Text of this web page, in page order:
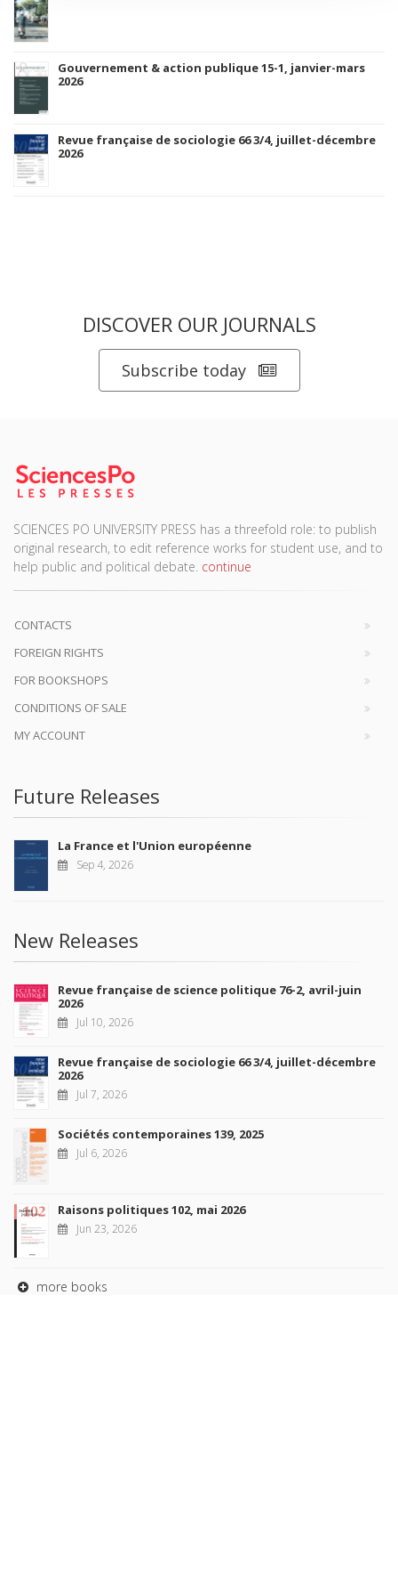
Gouvernement & action publique 15-1, janvier-mars
2026
Revue française de sociologie 66 3/4, juillet-décembre
2026
DISCOVER OUR JOURNALS
Subscribe today
SCIENCES PO UNIVERSITY PRESS has a threefold role: to publish
original research, to edit reference works for student use, and to
help public and political debate. continue
CONTACTS
FOREIGN RIGHTS
FOR BOOKSHOPS
CONDITIONS OF SALE
MY ACCOUNT
Future Releases
La France et l'Union européenne
Sep 4, 2026
New Releases
Revue française de science politique 76-2, avril-juin
2026
Jul 10, 2026
Revue française de sociologie 66 3/4, juillet-décembre
2026
Jul 7, 2026
Sociétés contemporaines 139, 2025
Jul 6, 2026
Raisons politiques 102, mai 2026
Jun 23, 2026
more books